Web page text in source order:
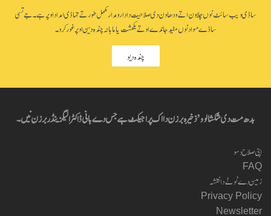
ساڈی ویب سائٹ نوں چلاون اتے ودھاون دی صلاحیت دا دارومدار مکمل طور تے تہاڈی امداد اوپر ہے۔ جے تسی
ساڈے مواد نوں مفید جاندے او تے یکمشت یا ماہانہ چندہ دین اوپر غور کرو۔
چندہ دیو
بدھ مت دی شکشا لوو’ ذخیرہ برزن دا اک پراجیکٹ ہے جس دے بانی ڈاکٹر الیگزینڈر برزن نیں۔
اپنی صلاح دسو
FAQ
زمین دے ٹوٹے دا نقشہ
Privacy Policy
Newsletter